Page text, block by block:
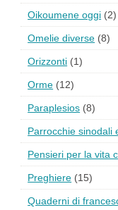
Oikoumene oggi (2)
Omelie diverse (8)
Orizzonti (1)
Orme (12)
Paraplesios (8)
Parrocchie sinodali
Pensieri per la vita
Preghiere (15)
Quaderni di